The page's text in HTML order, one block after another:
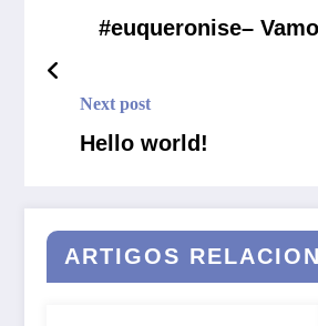
#euqueronise–
Next post
Hello world!
ARTIGOS